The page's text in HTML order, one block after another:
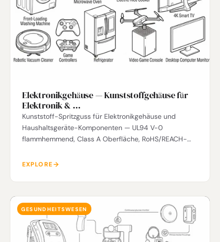
Elektronikgehäuse — Kunststoffgehäuse für
Elektronik & …
Kunststoff-Spritzguss für Elektronikgehäuse und
Haushaltsgeräte-Komponenten — UL94 V-0
flammhemmend, Class A Oberfläche, RoHS/REACH-
EXPLORE
GESUNDHEITSWESEN